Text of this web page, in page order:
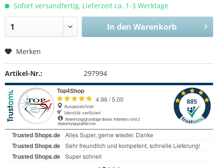
Sofort versandfertig, Lieferzeit ca. 1-3 Werktage
In den Warenkorb
Merken
Artikel-Nr.: 297994